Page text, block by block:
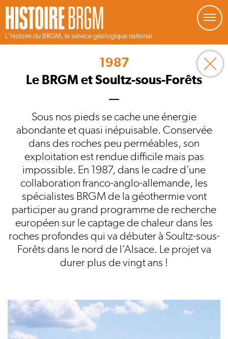
L'histoire du BRGM, le service géologique national
1987
Le BRGM et Soultz-sous-Forêts
Sous nos pieds se cache une énergie
abondante et quasi inépuisable. Conservée
dans des roches peu perméables, son
exploitation est rendue difficile mais pas
impossible. En 1987, dans le cadre d’une
collaboration franco-anglo-allemande, les
spécialistes BRGM de la géothermie vont
participer au grand programme de recherche
européen sur le captage de chaleur dans les
roches profondes qui va débuter à Soultz-sous-
Forêts dans le nord de l’Alsace. Le projet va
durer plus de vingt ans !
Gestion de vos préférences sur les cookies